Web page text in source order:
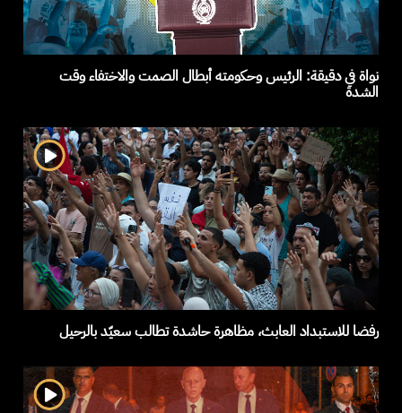
نواة في دقيقة: الرئيس وحكومته أبطال الصمت والاختفاء وقت
الشدة
رفضا للاستبداد العابث، مظاهرة حاشدة تطالب سعيّد بالرحيل